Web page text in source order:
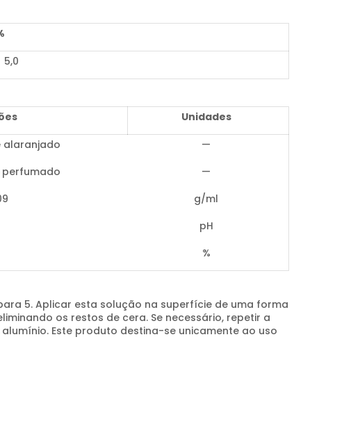
5,0
Unidades
alaranjado
—
—
g/ml
pH
%
5. Aplicar esta solução na superfície de uma forma
os restos de cera. Se necessário, repetir a
Este produto destina-se unicamente ao uso